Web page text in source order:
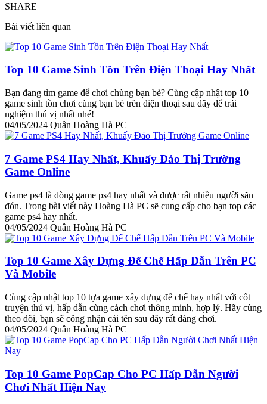
SHARE
Bài viết liên quan
Top 10 Game Sinh Tồn Trên Điện Thoại Hay Nhất
Bạn đang tìm game để chơi chùng bạn bè? Cùng cập nhật top 10
game sinh tồn chơi cùng bạn bè trên điện thoại sau đây để trải
nghiệm thú vị nhất nhé!
04/05/2024 Quân Hoàng Hà PC
7 Game PS4 Hay Nhất, Khuấy Đảo Thị Trường
Game Online
Game ps4 là dòng game ps4 hay nhất và được rất nhiều người săn
đón. Trong bài viết này Hoàng Hà PC sẽ cung cấp cho bạn top các
game ps4 hay nhất.
04/05/2024 Quân Hoàng Hà PC
Top 10 Game Xây Dựng Đế Chế Hấp Dẫn Trên PC
Và Mobile
Cùng cập nhật top 10 tựa game xây dựng đế chế hay nhất với cốt
truyện thú vị, hấp dẫn cùng cách chơi thông minh, hợp lý. Hãy cùng
theo dõi, bạn sẽ công nhận cái tên sau đây rất đáng chơi.
04/05/2024 Quân Hoàng Hà PC
Top 10 Game PopCap Cho PC Hấp Dẫn Người
Chơi Nhất Hiện Nay